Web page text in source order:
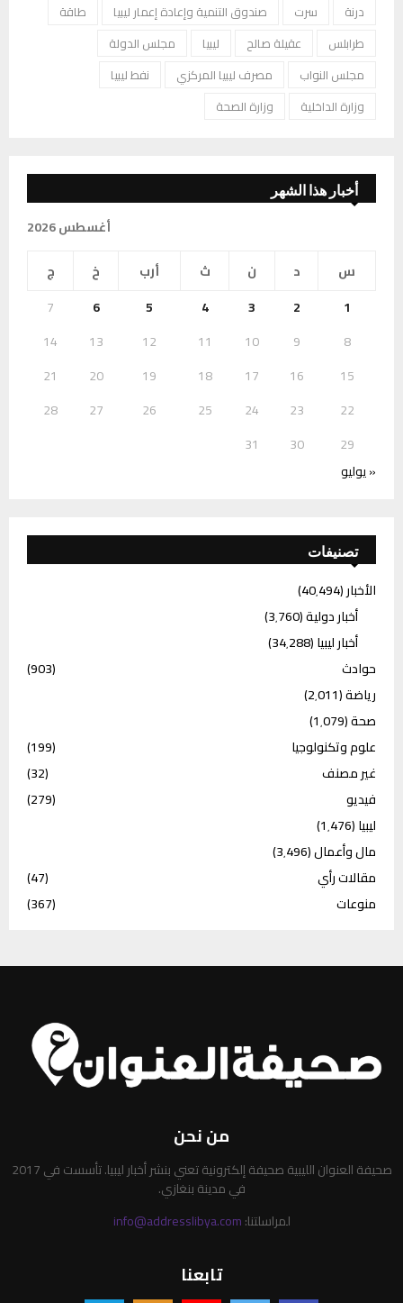
درنة
سرت صندوق التنمية وإعادة إعمار ليبيا
طاقة
طرابلس
عقيلة صالح ليبيا
مجلس الدولة
مجلس النواب
مصرف ليبيا المركزي
نفط ليبيا
وزارة الداخلية
وزارة الصحة
أخبار هذا الشهر
أغسطس 2026
س
د ن ث أرب خ
ج
1
2
3
4
5
6
7
8
9
10
11
12
13
14
15
16
17
18
19
20
21
22
23
24
25
26
27
28
29
30
31
« يوليو
تصنيفات
الأخبار(40٬494)
أخبار دولية(3٬760)
أخبار ليبيا(34٬288)
حوادث
(903)
رياضة(2٬011)
صحة(1٬079)
علوم وتكنولوجيا
(199)
غير مصنف
(32)
فيديو
(279)
ليبيا(1٬476)
مال وأعمال(3٬496)
مقالات رأي
(47)
منوعات
(367)
من نحن
صحيفة العنوان الليبية صحيفة إلكترونية تعني بنشر أخبار ليبيا. تأسست في 2017
في مدينة بنغازي.
لمراسلتنا:info@addresslibya.com
تابعنا